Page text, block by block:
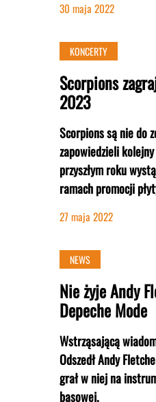
30 maja 2022
KONCERTY
Scorpions
2023
Scorpions są nie do
zapowiedzieli
przyszłym roku
ramach promocji
27 maja 2022
NEWS
Nie żyje Andy
Depeche Mode
Wstrząsającą
Odszedł Andy
grał w niej na
basowej.